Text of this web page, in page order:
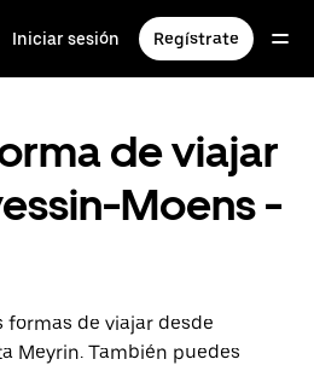
Iniciar sesión Regístrate
de viajar
Moens -
formas de viajar desde
Meyrin. También puedes